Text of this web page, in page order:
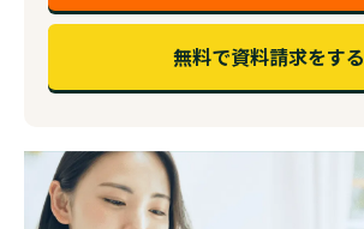
無料で資料請求をする